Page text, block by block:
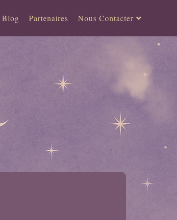
Blog Partenaires Nous Contacter